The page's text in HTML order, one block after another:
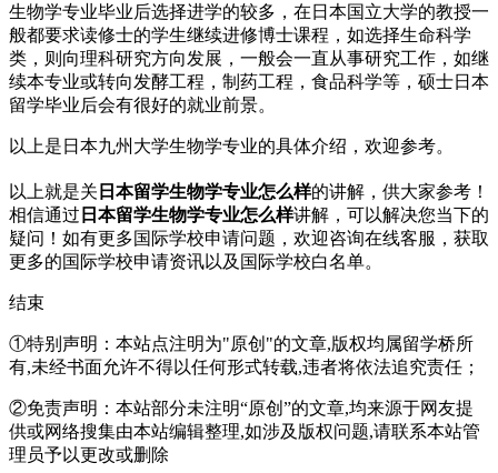
生物学专业毕业后选择进学的较多，在日本国立大学的教授一
般都要求读修士的学生继续进修博士课程，如选择生命科学
类，则向理科研究方向发展，一般会一直从事研究工作，如继
续本专业或转向发酵工程，制药工程，食品科学等，硕士日本
留学毕业后会有很好的就业前景。
以上是日本九州大学生物学专业的具体介绍，欢迎参考。
以上就是关 日本留学生物学专业怎么样的讲解，供大家参考！
相信通过 日本留学生物学专业怎么样讲解，可以解决您当下的
疑问！如有更多国际学校申请问题，欢迎咨询在线客服 ，获取
更多的国际学校申请资讯以及国际学校白名单。
结束
①特别声明：本站点注明为"原创"的文章,版权均属留学桥所
有,未经书面允许不得以任何形式转载,违者将依法追究责任；
②免责声明：本站部分未注明“原创”的文章,均来源于网友提
供或网络搜集由本站编辑整理,如涉及版权问题,请联系本站管
理员予以更改或删除